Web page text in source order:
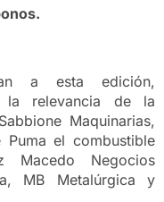
a esta edición,
la relevancia de la
Maquinarias,
el combustible
Macedo Negocios
MB Metalúrgica y